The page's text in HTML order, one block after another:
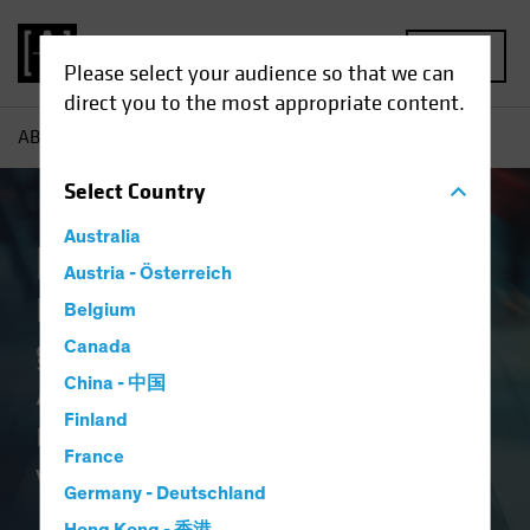
Please select your audience so that we can
direct you to the most appropriate content.
SelectCountry
Australia
Austria - Österreich
Belgium
Canada
China - 中国
Finland
France
Germany - Deutschland
AB
Defensive Aktien
Ein von hoher Überzeugung
geprägter Core-Equity-
Ansatz zur Reduzierung der
mit Marktvolatilität
verbundenen Risiken